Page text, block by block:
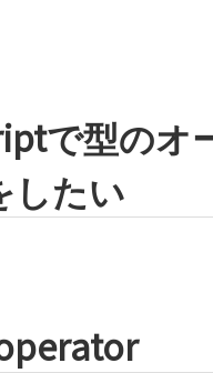
で型のオ
したい